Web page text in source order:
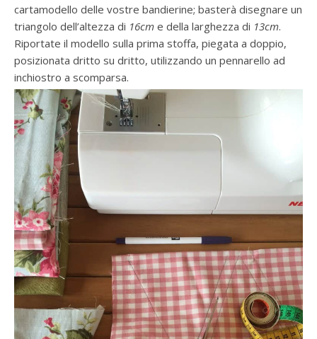
cartamodello delle vostre bandierine; basterà disegnare un
triangolo dell’altezza di 16cm e della larghezza di 13cm.
Riportate il modello sulla prima stoffa, piegata a doppio,
posizionata dritto su dritto, utilizzando un pennarello ad
inchiostro a scomparsa.